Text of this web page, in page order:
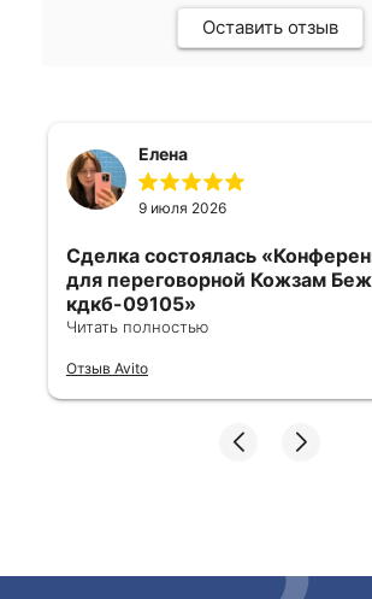
Оставить отзыв
Елена
9 июля 2026
Сделка состоялась
для переговорной Кожзам
кдкб-09105»
ответы очень быстрые, всегда
Все подробно
складах их переместили на
Читать полностью
Отзыв Avito